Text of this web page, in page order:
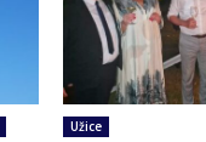
Užice